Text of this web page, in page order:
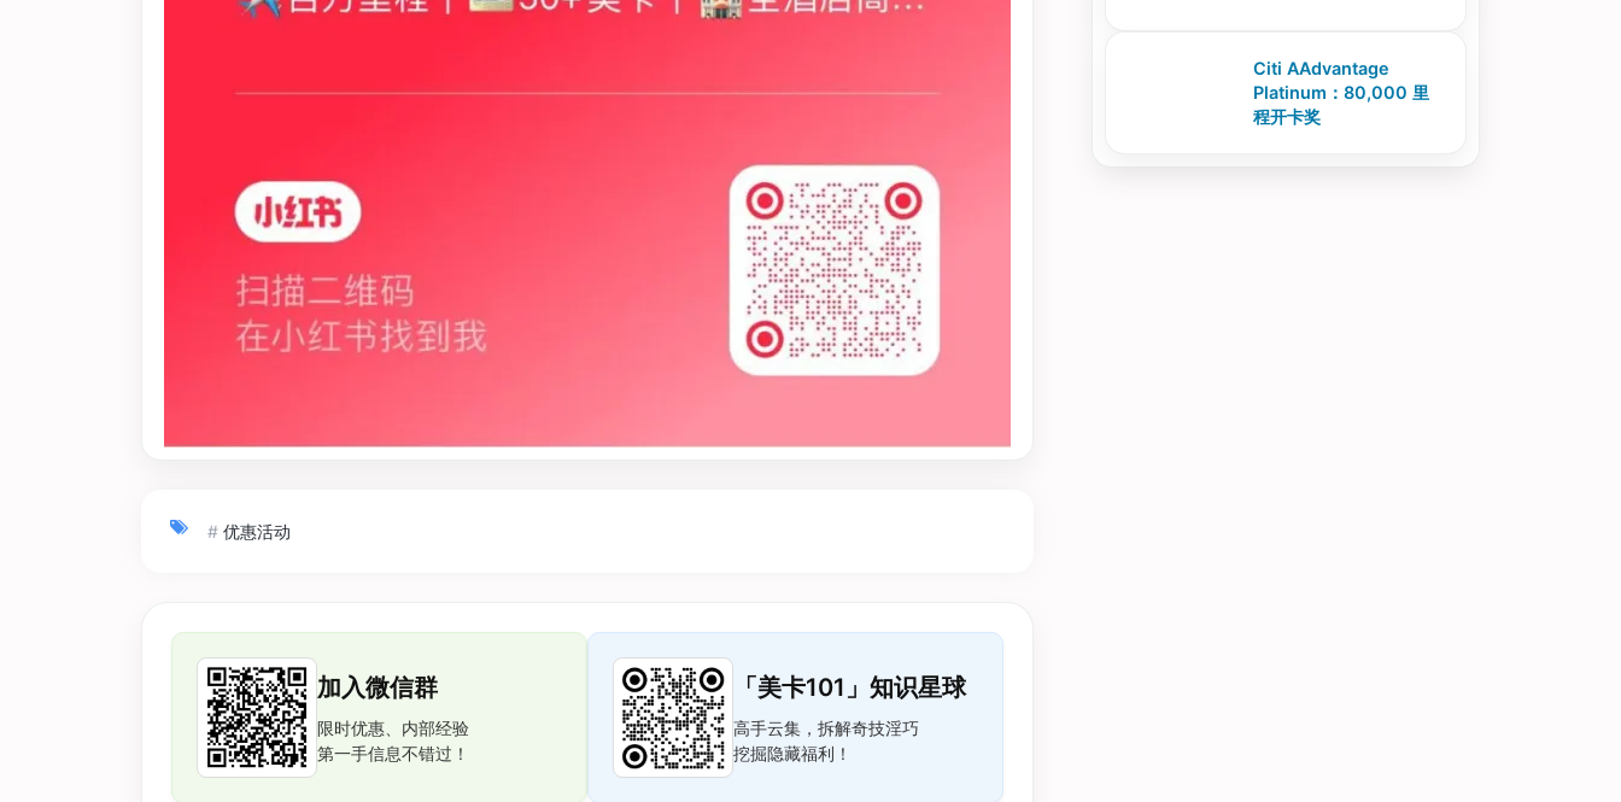
# 优惠活动
加入微信群
限时优惠、内部经验
第一手信息不错过！
「美卡101」知识星球
高手云集，拆解奇技淫巧
挖掘隐藏福利！
Citi AAdvantage
Platinum：80,000 里
程开卡奖